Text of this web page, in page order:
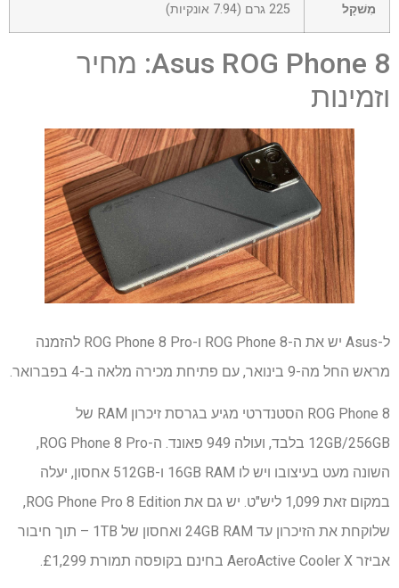
מִשׁקָל 225 גרם (7.94 אונקיות)
Asus ROG Phone 8: מחיר
וזמינות
ל-Asus יש את ה-ROG Phone 8 ו-ROG Phone 8 Pro להזמנה
מראש החל מה-9 בינואר, עם פתיחת מכירה מלאה ב-4 בפברואר.
ROG Phone 8 הסטנדרטי מגיע בגרסת זיכרון RAM של
12GB/256GB בלבד, ועולה 949 פאונד. ה-ROG Phone 8 Pro,
השונה מעט בעיצובו ויש לו 16GB RAM ו-512GB אחסון, יעלה
במקום זאת 1,099 ליש"ט. יש גם את ROG Phone Pro 8 Edition,
שלוקחת את הזיכרון עד 24GB RAM ואחסון של 1TB – תוך חיבור
אביזר AeroActive Cooler X בחינם בקופסה תמורת £1,299.